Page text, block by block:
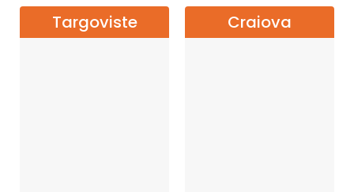
Targoviste Craiova